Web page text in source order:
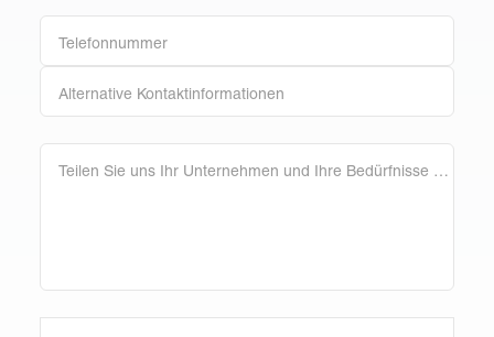
Telefonnummer
Alternative Kontaktinformationen
Teilen Sie uns Ihr Unternehmen und Ihre Bedürfnisse mit (Mindestbestellmenge, Farbe).